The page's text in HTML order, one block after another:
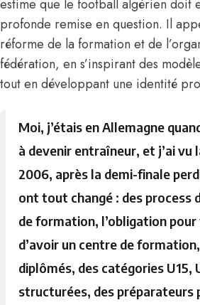
estime que le football algérien doit
profonde remise en question. Il
réforme de la formation et de
fédération, en s’inspirant des
tout en développant une identité
Moi, j’étais en Allemagne
à devenir entraîneur, et j’ai vu
2006, après la demi-finale
ont tout changé : des process
de formation, l’obligation
d’avoir un centre de
diplômés, des catégories U15,
structurées, des préparateurs